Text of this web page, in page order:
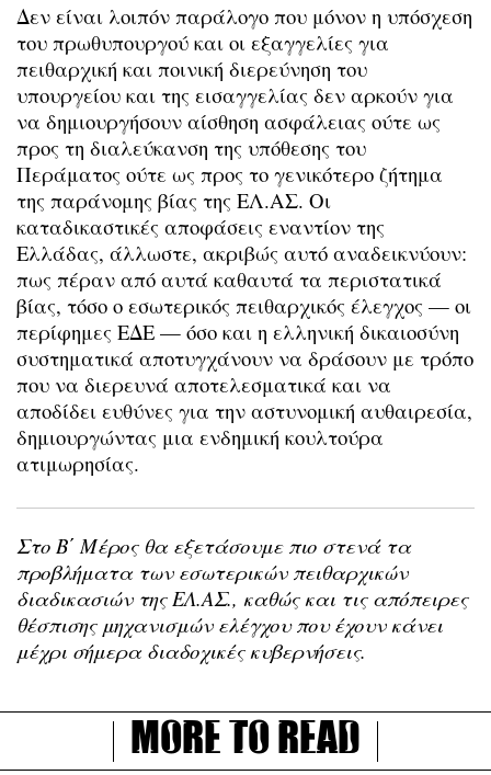
Δεν είναι λοιπόν παράλογο που μόνον η υπόσχεση
του πρωθυπουργού και οι εξαγγελίες για
πειθαρχική και ποινική διερεύνηση του
υπουργείου και της εισαγγελίας δεν αρκούν για
να δημιουργήσουν αίσθηση ασφάλειας ούτε ως
προς τη διαλεύκανση της υπόθεσης του
Περάματος ούτε ως προς το γενικότερο ζήτημα
της παράνομης βίας της ΕΛ.ΑΣ. Οι
καταδικαστικές αποφάσεις εναντίον της
Ελλάδας, άλλωστε, ακριβώς αυτό αναδεικνύουν:
πως πέραν από αυτά καθαυτά τα περιστατικά
βίας, τόσο ο εσωτερικός πειθαρχικός έλεγχος — οι
περίφημες ΕΔΕ — όσο και η ελληνική δικαιοσύνη
συστηματικά αποτυγχάνουν να δράσουν με τρόπο
που να διερευνά αποτελεσματικά και να
αποδίδει ευθύνες για την αστυνομική αυθαιρεσία,
δημιουργώντας μια ενδημική κουλτούρα
ατιμωρησίας.
Στο Β΄ Μέρος θα εξετάσουμε πιο στενά τα
προβλήματα των εσωτερικών πειθαρχικών
διαδικασιών της ΕΛ.ΑΣ., καθώς και τις απόπειρες
θέσπισης μηχανισμών ελέγχου που έχουν κάνει
μέχρι σήμερα διαδοχικές κυβερνήσεις.
More to read